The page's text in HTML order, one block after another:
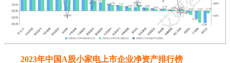
2023年中国A股小家电上市企业净资产排行榜